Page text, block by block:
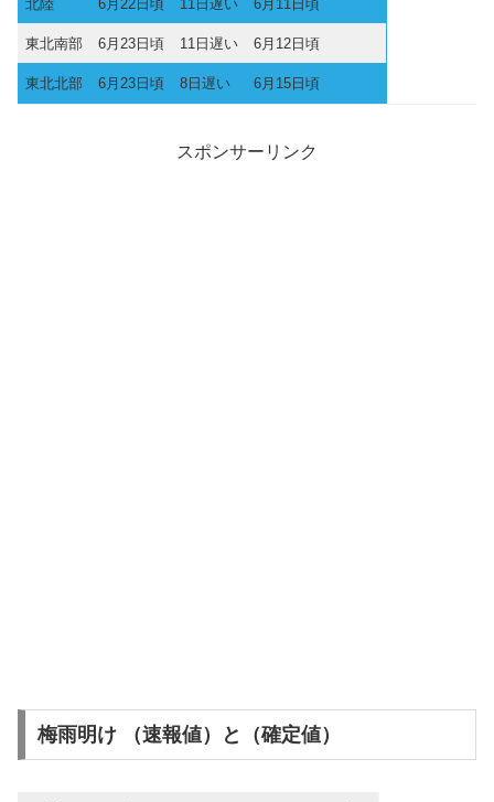
北陸 6月22日頃 11日遅い 6月11日頃
東北南部 6月23日頃 11日遅い 6月12日頃
東北北部 6月23日頃 8日遅い 6月15日頃
スポンサーリンク
梅雨明け （速報値）と（確定値）